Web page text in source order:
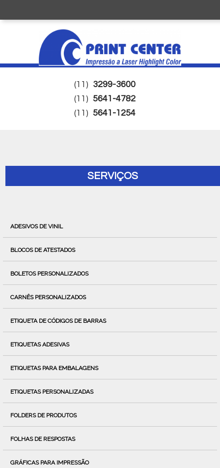
(11) 3299-3600
(11) 5641-4782
(11) 5641-1254
SERVIÇOS
ADESIVOS DE VINIL
BLOCOS DE ATESTADOS
BOLETOS PERSONALIZADOS
CARNÊS PERSONALIZADOS
ETIQUETA DE CÓDIGOS DE BARRAS
ETIQUETAS ADESIVAS
ETIQUETAS PARA EMBALAGENS
ETIQUETAS PERSONALIZADAS
FOLDERS DE PRODUTOS
FOLHAS DE RESPOSTAS
GRÁFICAS PARA IMPRESSÃO